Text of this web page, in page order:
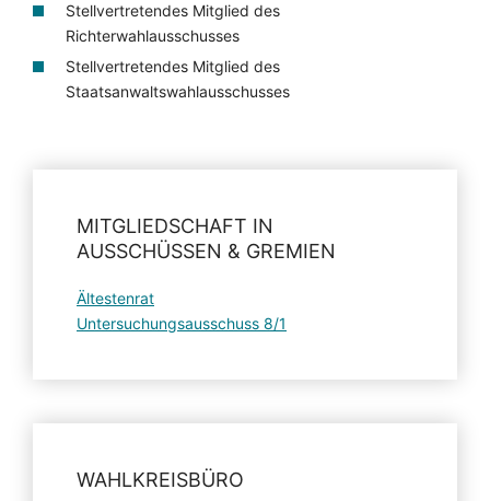
Stellvertretendes Mitglied des
Richterwahlausschusses
Stellvertretendes Mitglied des
Staatsanwaltswahlausschusses
MITGLIEDSCHAFT IN
AUSSCHÜSSEN & GREMIEN
Ältestenrat
Untersuchungsausschuss 8/1
WAHLKREISBÜRO